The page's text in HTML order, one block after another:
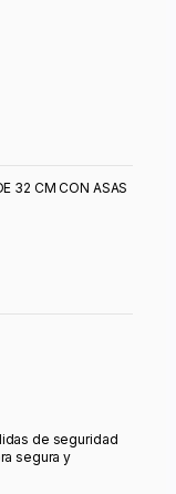
32 CM CON ASAS
de seguridad
segura y